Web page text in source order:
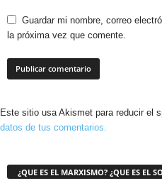
Guardar mi nombre, correo
la próxima vez que comente.
Este sitio usa Akismet para reducir el
datos de tus comentarios.
¿QUE ES EL MARXISMO? ¿QUE ES EL